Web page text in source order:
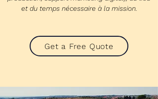
et du temps nécessaire à la mission.
Get a Free Quote